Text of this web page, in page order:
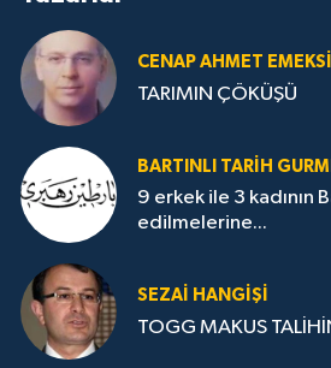
CENAP AHMET
TARIMIN ÇÖKÜŞÜ
BARTINLI TARIH
9 erkek ile 3 kadının
edilmelerine...
SEZAI HANGİŞİ
TOGG MAKUS